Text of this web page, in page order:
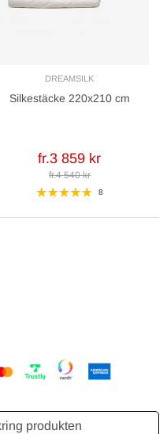
DREAMSILK
Silkestäcke 220x210 cm
fr.3 859 kr
fr.4 540 kr
8
produkten